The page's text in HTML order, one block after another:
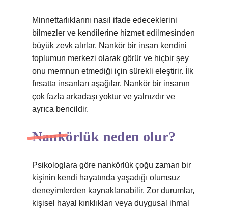
Minnettarlıklarını nasıl ifade edeceklerini
bilmezler ve kendilerine hizmet edilmesinden
büyük zevk alırlar. Nankör bir insan kendini
toplumun merkezi olarak görür ve hiçbir şey
onu memnun etmediği için sürekli eleştirir. İlk
fırsatta insanları aşağılar. Nankör bir insanın
çok fazla arkadaşı yoktur ve yalnızdır ve
ayrıca bencildir.
Nankörlük neden olur?
Psikologlara göre nankörlük çoğu zaman bir
kişinin kendi hayatında yaşadığı olumsuz
deneyimlerden kaynaklanabilir. Zor durumlar,
kişisel hayal kırıklıkları veya duygusal ihmal